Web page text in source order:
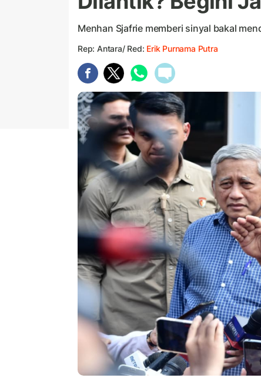
Menhan Sjafrie memberi sinyal bakal
Rep: Antara/ Red: Erik Purnama Putra